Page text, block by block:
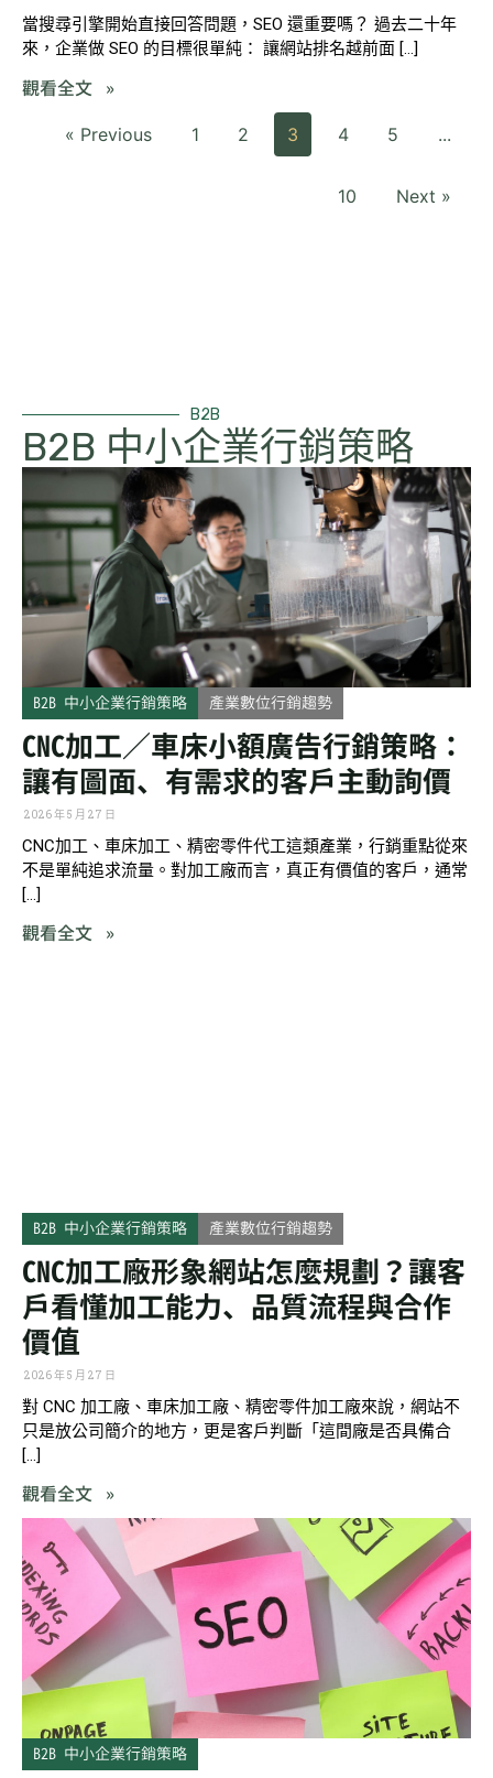
當搜尋引擎開始直接回答問題，SEO 還重要嗎？ 過去二十年
來，企業做 SEO 的目標很單純： 讓網站排名越前面 […]
觀看全文 »
« Previous 1 2 3 4 5 ...
10 Next »
B2B
B2B 中小企業行銷策略
B2B 中小企業行銷策略 產業數位行銷趨勢
CNC加工／車床小額廣告行銷策略：
讓有圖面、有需求的客戶主動詢價
2026 年 5 月 27 日
CNC加工、車床加工、精密零件代工這類產業，行銷重點從來
不是單純追求流量。對加工廠而言，真正有價值的客戶，通常
[…]
觀看全文 »
B2B 中小企業行銷策略 產業數位行銷趨勢
CNC加工廠形象網站怎麼規劃？讓客
戶看懂加工能力、品質流程與合作
價值
2026 年 5 月 27 日
對 CNC 加工廠、車床加工廠、精密零件加工廠來說，網站不
只是放公司簡介的地方，更是客戶判斷「這間廠是否具備合
[…]
觀看全文 »
B2B 中小企業行銷策略